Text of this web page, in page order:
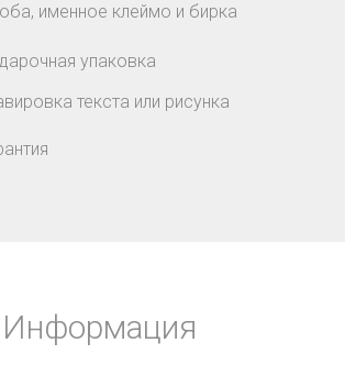
упаковка
текста или рисунка
именное клеймо и бирка
Информация